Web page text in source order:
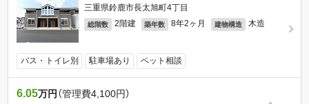
三重県鈴鹿市長太旭町4丁目
総階数 2階建 築年数 8年2ヶ月 建物構造 木造
バス・トイレ別 駐車場あり ペット相談
6.05万円 （管理費4,100円）